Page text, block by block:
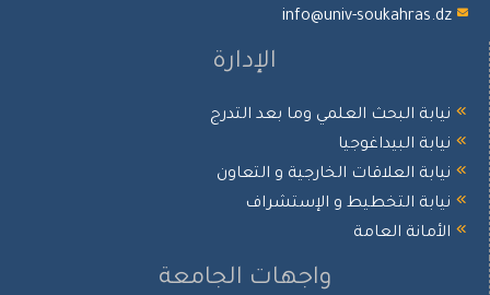
info@univ-soukahras.dz
الإدارة
نيابة البحث العلمي وما بعد التدرج
نيابة البيداغوجيا
نيابة العلاقات الخارجية و التعاون
نيابة التخطيط و الإستشراف
الأمانة العامة
واجهات الجامعة